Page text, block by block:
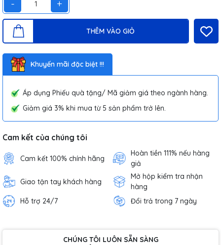
- +
THÊM VÀO GIỎ
Khuyến mãi đặc biệt !!!
Áp dụng Phiếu quà tặng/ Mã giảm giá theo ngành hàng.
Giảm giá 3% khi mua từ 5 sản phẩm trở lên.
Cam kết của chúng tôi
Cam kết 100% chính hãng
Hoàn tiền 111% nếu hàng
giả
Giao tận tay khách hàng
Mở hộp kiểm tra nhận
hàng
Hỗ trợ 24/7
Đổi trả trong 7 ngày
CHÚNG TÔI LUÔN SẴN SÀNG